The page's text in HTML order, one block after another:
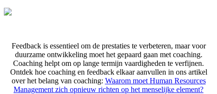
Feedback is essentieel om de prestaties te verbeteren, maar voor
duurzame ontwikkeling moet het gepaard gaan met coaching.
Coaching helpt om op lange termijn vaardigheden te verfijnen.
Ontdek hoe coaching en feedback elkaar aanvullen in ons artikel
over het belang van coaching: ​Waarom moet Human Resources
Management zich opnieuw richten op het menselijke element?